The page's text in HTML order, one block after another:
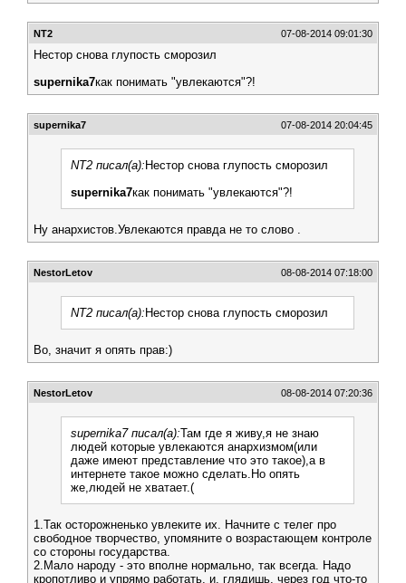
NT2 07-08-2014 09:01:30
Нестор снова глупость сморозил
supernika7как понимать "увлекаются"?!
supernika7 07-08-2014 20:04:45
NT2 писал(а): Нестор снова глупость сморозил
supernika7как понимать "увлекаются"?!
Ну анархистов.Увлекаются правда не то слово .
NestorLetov 08-08-2014 07:18:00
NT2 писал(а): Нестор снова глупость сморозил
Во, значит я опять прав:)
NestorLetov 08-08-2014 07:20:36
supernika7 писал(а):Там где я живу,я не знаю
людей которые увлекаются анархизмом(или
даже имеют представление что это такое),а в
интернете такое можно сделать.Но опять
же,людей не хватает.(
1.Так осторожненько увлеките их. Начните с телег про
свободное творчество, упомяните о возрастающем контроле
со стороны государства.
2.Мало народу - это вполне нормально, так всегда. Надо
кропотливо и упрямо работать, и, глядишь, через год что-то